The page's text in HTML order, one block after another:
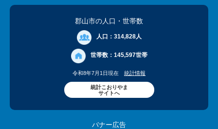
郡山市の人口 ・世帯数
人口： 314,828人
世帯数： 145,597世帯
令和8年7月1日現在 統計情報
統計こおりやま
サイトへ
バナー広告